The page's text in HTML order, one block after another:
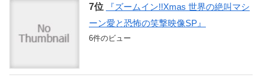
『ズームイン!!Xmas 世界の絶叫マシ
ーン愛と恐怖の笑撃映像SP』
6件のビュー